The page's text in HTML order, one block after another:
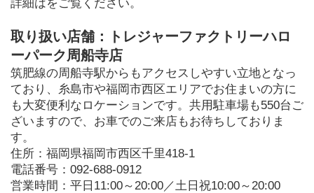
詳細はをご覧ください。
取り扱い店舗：トレジャーファクトリーハロ
ーパーク周船寺店
筑肥線の周船寺駅からもアクセスしやすい立地となっ
ており、糸島市や福岡市西区エリアでお住まいの方に
も大変便利なロケーションです。共用駐車場も550台ご
ざいますので、お車でのご来店もお待ちしておりま
す。
住所：福岡県福岡市西区千里418-1
電話番号：092-688-0912
営業時間：平日11:00～20:00／土日祝10:00～20:00